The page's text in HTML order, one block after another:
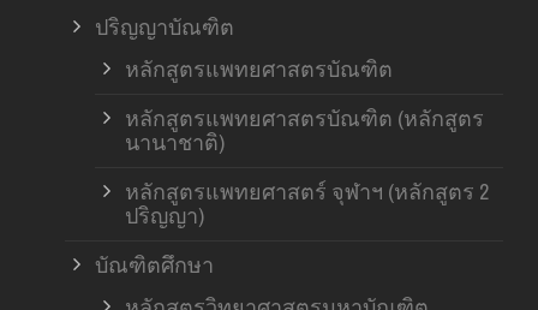
ปริญญาบัณฑิต
หลักสูตรแพทยศาสตรบัณฑิต
หลักสูตรแพทยศาสตรบัณฑิต (หลักสูตร
นานาชาติ)
หลักสูตรแพทยศาสตร์ จุฬาฯ (หลักสูตร 2
ปริญญา)
บัณฑิตศึกษา